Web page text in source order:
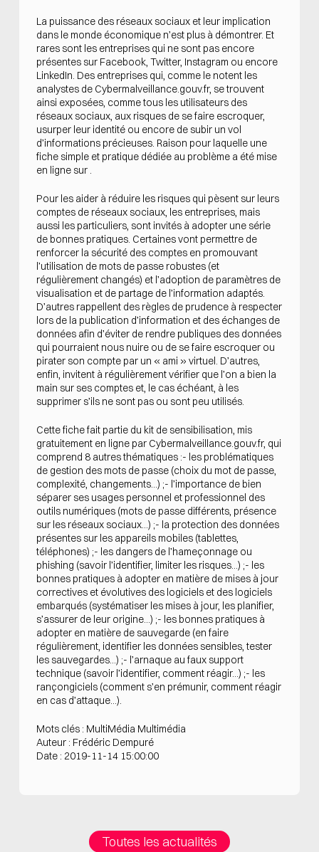
La puissance des réseaux sociaux et leur implication
dans le monde économique n’est plus à démontrer. Et
rares sont les entreprises qui ne sont pas encore
présentes sur Facebook, Twitter, Instagram ou encore
LinkedIn. Des entreprises qui, comme le notent les
analystes de Cybermalveillance.gouv.fr, se trouvent
ainsi exposées, comme tous les utilisateurs des
réseaux sociaux, aux risques de se faire escroquer,
usurper leur identité ou encore de subir un vol
d’informations précieuses. Raison pour laquelle une
fiche simple et pratique dédiée au problème a été mise
en ligne sur .
Pour les aider à réduire les risques qui pèsent sur leurs
comptes de réseaux sociaux, les entreprises, mais
aussi les particuliers, sont invités à adopter une série
de bonnes pratiques. Certaines vont permettre de
renforcer la sécurité des comptes en promouvant
l’utilisation de mots de passe robustes (et
régulièrement changés) et l’adoption de paramètres de
visualisation et de partage de l’information adaptés.
D’autres rappellent des règles de prudence à respecter
lors de la publication d’information et des échanges de
données afin d’éviter de rendre publiques des données
qui pourraient nous nuire ou de se faire escroquer ou
pirater son compte par un « ami » virtuel. D’autres,
enfin, invitent à régulièrement vérifier que l’on a bien la
main sur ses comptes et, le cas échéant, à les
supprimer s’ils ne sont pas ou sont peu utilisés.
Cette fiche fait partie du kit de sensibilisation, mis
gratuitement en ligne par Cybermalveillance.gouv.fr, qui
comprend 8 autres thématiques :- les problématiques
de gestion des mots de passe (choix du mot de passe,
complexité, changements…) ;- l’importance de bien
séparer ses usages personnel et professionnel des
outils numériques (mots de passe différents, présence
sur les réseaux sociaux…) ;- la protection des données
présentes sur les appareils mobiles (tablettes,
téléphones) ;- les dangers de l’hameçonnage ou
phishing (savoir l’identifier, limiter les risques…) ;- les
bonnes pratiques à adopter en matière de mises à jour
correctives et évolutives des logiciels et des logiciels
embarqués (systématiser les mises à jour, les planifier,
s’assurer de leur origine…) ;- les bonnes pratiques à
adopter en matière de sauvegarde (en faire
régulièrement, identifier les données sensibles, tester
les sauvegardes…) ;- l’arnaque au faux support
technique (savoir l’identifier, comment réagir…) ;- les
rançongiciels (comment s’en prémunir, comment réagir
en cas d’attaque…).
Mots clés : MultiMédia Multimédia
Auteur : Frédéric Dempuré
Date : 2019-11-14 15:00:00
Toutes les actualités